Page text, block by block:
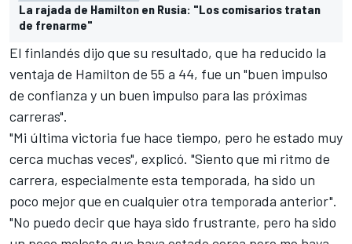
La rajada de Hamilton en Rusia: "Los comisarios tratan
de frenarme"
El finlandés dijo que su resultado, que ha reducido la
ventaja de Hamilton de 55 a 44, fue un "buen impulso
de confianza y un buen impulso para las próximas
carreras".
"Mi última victoria fue hace tiempo, pero he estado muy
cerca muchas veces", explicó. "Siento que mi ritmo de
carrera, especialmente esta temporada, ha sido un
poco mejor que en cualquier otra temporada anterior".
"No puedo decir que haya sido frustrante, pero ha sido